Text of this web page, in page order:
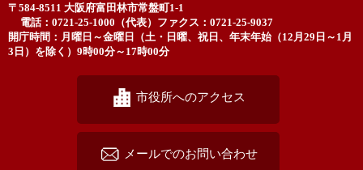
〒584-8511 大阪府富田林市常盤町1-1
電話：0721-25-1000（代表） ファクス：0721-25-9037
開庁時間：月曜日～金曜日（土・日曜、祝日、年末年始（12月29日～1月
3日）を除く）9時00分～17時00分
市役所へのアクセス
メールでのお問い合わせ